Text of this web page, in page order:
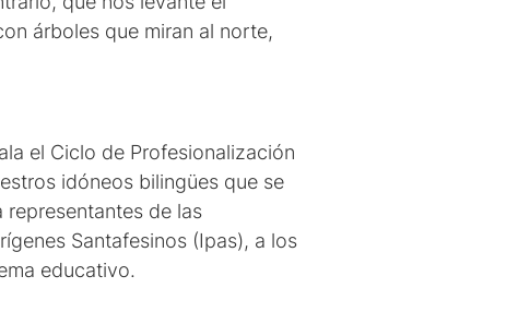
árboles que miran al norte,
el Ciclo de Profesionalización
idóneos bilingües que se
de las
Santafesinos (Ipas), a los
educativo.